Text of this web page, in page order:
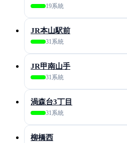
19系統
JR本山駅前
31系統
JR甲南山手
31系統
渦森台3丁目
31系統
柳橋西